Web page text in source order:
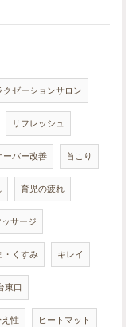
クゼーションサロン
リフレッシュ
ーバー改善 首こり
育児の疲れ
サージ
・くすみ キレイ
東口
性 ヒートマット